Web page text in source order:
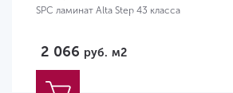
SPC ламинат Alta Step 43 класса
2 066 руб. м2